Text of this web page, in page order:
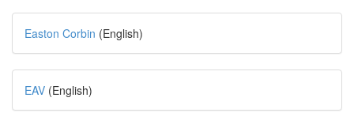
Easton Corbin (English)
EAV (English)